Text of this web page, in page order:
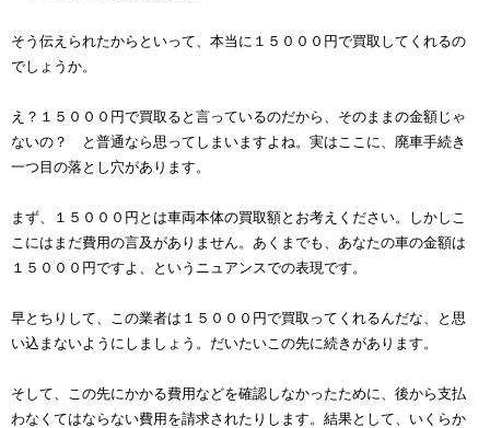
そう伝えられたからといって、本当に１５０００円で買取してくれるの
でしょうか。
え？１５０００円で買取ると言っているのだから、そのままの金額じゃ
ないの？ と普通なら思ってしまいますよね。実はここに、廃車手続き
一つ目の落とし穴があります。
まず、１５０００円とは車両本体の買取額とお考えください。しかしこ
こにはまだ費用の言及がありません。あくまでも、あなたの車の金額は
１５０００円ですよ、というニュアンスでの表現です。
早とちりして、この業者は１５０００円で買取ってくれるんだな、と思
い込まないようにしましょう。だいたいこの先に続きがあります。
そして、この先にかかる費用などを確認しなかったために、後から支払
わなくてはならない費用を請求されたりします。結果として、いくらか